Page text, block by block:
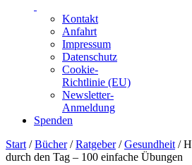
Kontakt
Anfahrt
Impressum
Datenschutz
Cookie-
Richtlinie (EU)
Newsletter-
Anmeldung
Spenden
Skip
to
Start /Bücher/Ratgeber/Gesundheit /
durch den Tag – 100 einfache Übungen